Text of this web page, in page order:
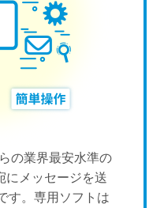
の業界最安水準の
にメッセージを送
す。専用ソフトは